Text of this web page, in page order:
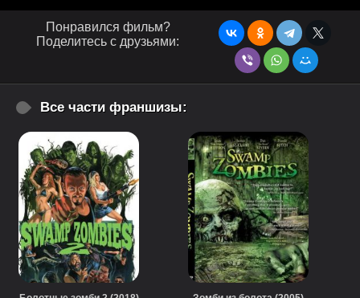
Понравился фильм?
Поделитесь с друзьями:
Все части франшизы: